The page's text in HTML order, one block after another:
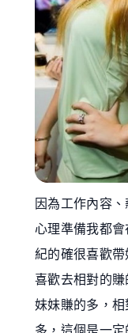
因為工作內容
心理準備我都
紀的確很喜歡
喜歡去相對的賺
妹妹賺的多，